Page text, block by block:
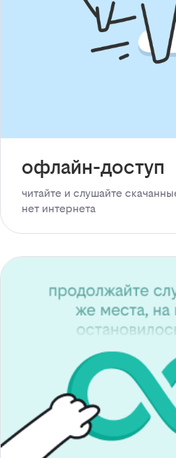
офлайн-доступ
читайте и слушайте
нет интернета